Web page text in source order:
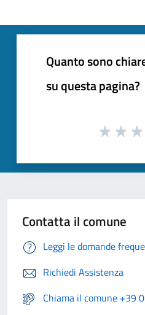
Quanto sono
su questa pagina?
Contatta il comune
Leggi le domande
Richiedi Assistenza
Chiama il comune +39